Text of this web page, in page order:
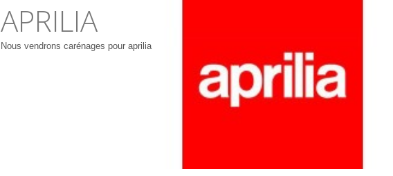
APRILIA
Nous vendrons carénages pour aprilia